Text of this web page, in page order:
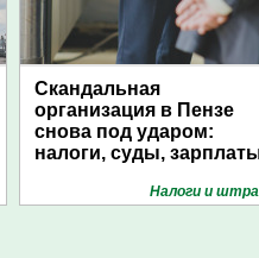
Скандальная
организация в Пензе
снова под ударом:
налоги, суды,
Налоги и